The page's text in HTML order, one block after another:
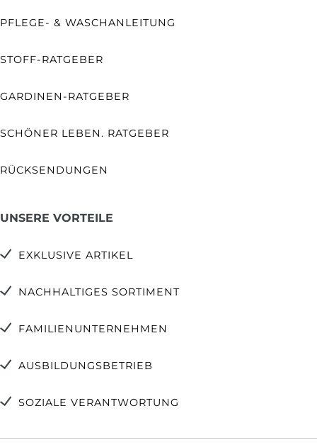
PFLEGE- & WASCHANLEITUNG
STOFF-RATGEBER
GARDINEN-RATGEBER
SCHÖNER LEBEN. RATGEBER
RÜCKSENDUNGEN
UNSERE VORTEILE
EXKLUSIVE ARTIKEL
NACHHALTIGES SORTIMENT
FAMILIENUNTERNEHMEN
AUSBILDUNGSBETRIEB
SOZIALE VERANTWORTUNG